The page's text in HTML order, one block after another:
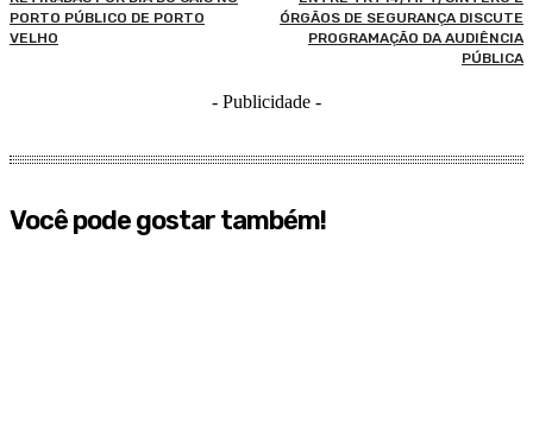
PORTO PÚBLICO DE PORTO
VELHO
ÓRGÃOS DE SEGURANÇA DISCUTE
PROGRAMAÇÃO DA AUDIÊNCIA
PÚBLICA
- Publicidade -
Você pode gostar também!